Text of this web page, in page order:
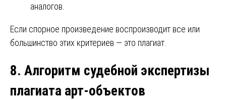
аналогов.
Если спорное произведение воспроизводит все или
большинство этих критериев — это плагиат.
8. Алгоритм судебной экспертизы
плагиата арт-объектов